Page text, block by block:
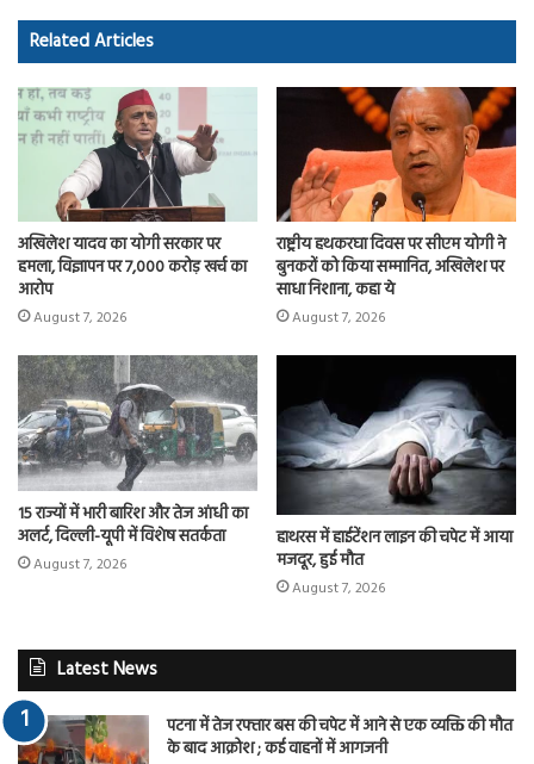
o
ok
d
o
n
Related Articles
अखिलेश यादव का योगी सरकार पर
हमला, विज्ञापन पर 7,000 करोड़ खर्च का
आरोप
August 7, 2026
राष्ट्रीय हथकरघा दिवस पर सीएम योगी ने
बुनकरों को किया सम्मानित, अखिलेश पर
साधा निशाना, कहा ये
August 7, 2026
15 राज्यों में भारी बारिश और तेज आंधी का
अलर्ट, दिल्ली-यूपी में विशेष सतर्कता
August 7, 2026
हाथरस में हाईटेंशन लाइन की चपेट में आया
मजदूर, हुई मौत
August 7, 2026
Latest News
पटना में तेज रफ्तार बस की चपेट में आने से एक व्यक्ति की मौत
के बाद आक्रोश ; कई वाहनों में आगजनी